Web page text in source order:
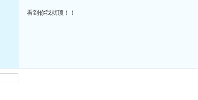
看到你我就顶！！